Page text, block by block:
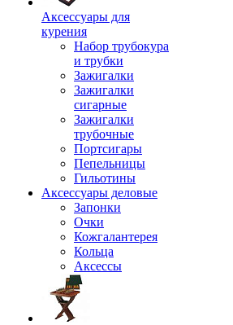
Аксессуары для
курения
Набор трубокура
и трубки
Зажигалки
Зажигалки
сигарные
Зажигалки
трубочные
Портсигары
Пепельницы
Гильотины
Аксессуары деловые
Запонки
Очки
Кожгалантерея
Кольца
Аксессы